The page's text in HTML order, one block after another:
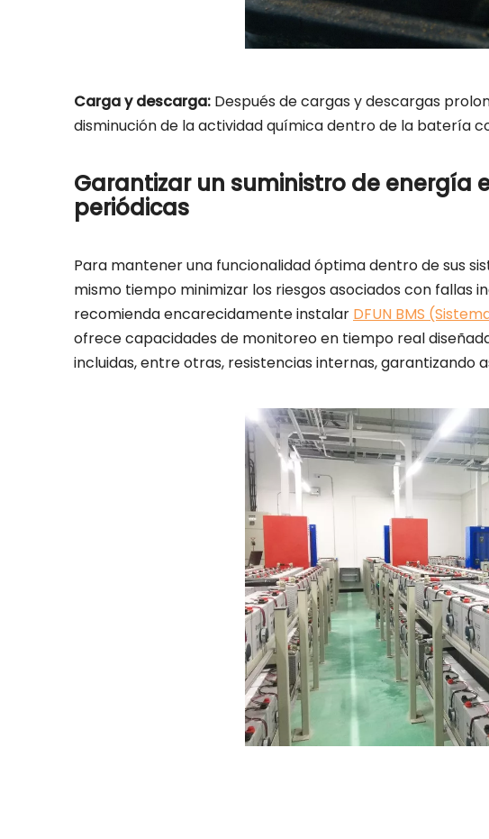
Carga y descarga: Después de cargas y descargas
disminución de la actividad química dentro de la batería
Garantizar un suministro de energía
periódicas
Para mantener una funcionalidad óptima dentro de sus
mismo tiempo minimizar los riesgos asociados con fallas
recomienda encarecidamente instalar DFUN BMS
ofrece capacidades de monitoreo en tiempo real
incluidas, entre otras, resistencias internas,